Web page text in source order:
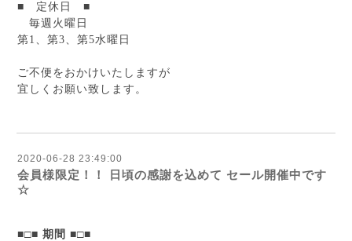
■ 定休日 ■
毎週火曜日
第1、第3、第5水曜日
ご不便をおかけいたしますが
宜しくお願い致します。
2020-06-28 23:49:00
会員様限定！！ 日頃の感謝を込めて セール開催中です
☆
■□■ 期間 ■□■